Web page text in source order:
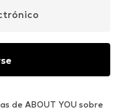
de ABOUT YOU sobre